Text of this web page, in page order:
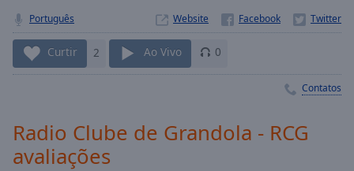
Playback
Chapters
Português Website
Curtir 2 Ao Vivo 0
Contatos
Radio Clube de Grandola - RCG
avaliações